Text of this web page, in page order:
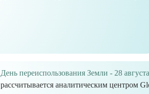
День переиспользования Земли - 28 августа
рассчитывается аналитическим центром